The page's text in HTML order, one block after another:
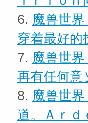
6. 魔兽世
穿着最好的
7. 魔兽世
再有任何意
8. 魔兽世
道。Ａｒｄ